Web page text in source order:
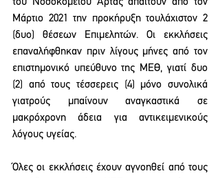
Μάρτιο 2021 την προκήρυξη τουλάχιστον 2
(δυο) θέσεων Επιμελητών. Οι εκκλήσεις
επαναλήφθηκαν πριν λίγους μήνες από τον
επιστημονικό υπεύθυνο της ΜΕΘ, γιατί δυο
(2) από τους τέσσερεις (4) μόνο συνολικά
γιατρούς μπαίνουν αναγκαστικά σε
μακρόχρονη άδεια για αντικειμενικούς
λόγους υγείας.
Όλες οι εκκλήσεις έχουν αγνοηθεί από τους